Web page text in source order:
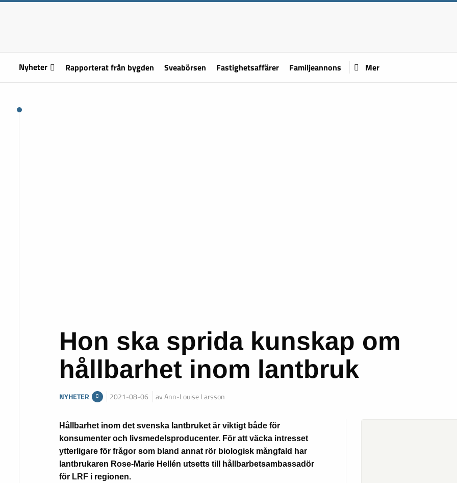
Nyheter Rapporterat från bygden Sveabörsen Fastighetsaffärer Familjeannons Mer
Hon ska sprida kunskap om
hållbarhet inom lantbruk
NYHETER 2021-08-06 av Ann-Louise Larsson
Hållbarhet inom det svenska lantbruket är viktigt både för
konsumenter och livsmedelsproducenter. För att väcka intresset
ytterligare för frågor som bland annat rör biologisk mångfald har
lantbrukaren Rose-Marie Hellén utsetts till hållbarbetsambassadör
för LRF i regionen.